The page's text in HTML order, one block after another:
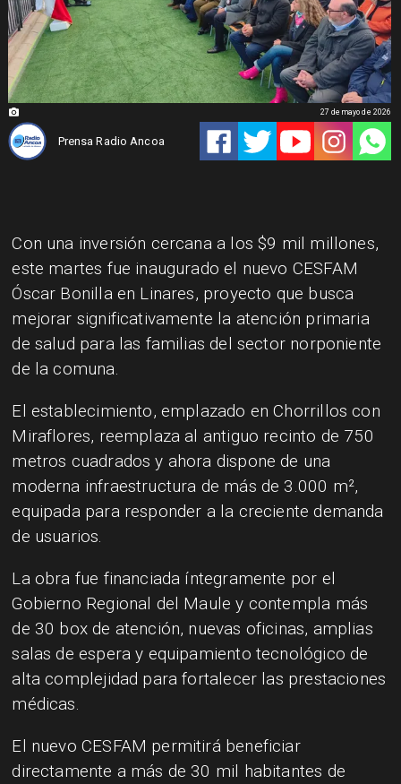
Prensa Radio Ancoa
27 de mayo de 2026
Con una inversión cercana a los $9 mil millones,
este martes fue inaugurado el nuevo CESFAM
Óscar Bonilla en Linares, proyecto que busca
mejorar significativamente la atención primaria
de salud para las familias del sector norponiente
de la comuna.
El establecimiento, emplazado en Chorrillos con
Miraflores, reemplaza al antiguo recinto de 750
metros cuadrados y ahora dispone de una
moderna infraestructura de más de 3.000 m²,
equipada para responder a la creciente demanda
de usuarios.
La obra fue financiada íntegramente por el
Gobierno Regional del Maule y contempla más
de 30 box de atención, nuevas oficinas, amplias
salas de espera y equipamiento tecnológico de
alta complejidad para fortalecer las prestaciones
médicas.
El nuevo CESFAM permitirá beneficiar
directamente a más de 30 mil habitantes de